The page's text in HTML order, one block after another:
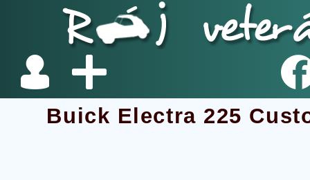
Buick Electra 225